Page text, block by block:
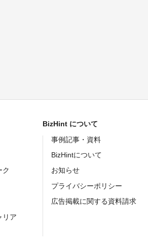
ク
リア
BizHint について
事例記事・資料
BizHintについて
お知らせ
プライバシーポリシー
広告掲載に関する資料請求